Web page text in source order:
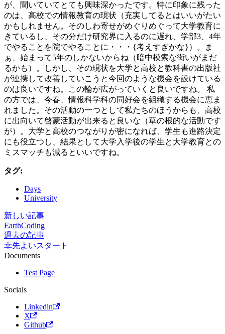
が、聞いていてとても興味深かったです。特に印象に残った
のは、高校での情報教育の現状（充実してるとはいいがたい
かもしれません。そのしわ寄せがめぐりめぐって大学教育に
きているし、その分だけ研究界に入るのに遅れ、学部3、4年
でやることを院でやることに・・・{考えすぎかな}）。ま
ぁ、始まって5年のしかないからね（暗中模索な衒いがまだ
るかも）。しかし、その現状を大学と高校と教科書の出版社
が連携して改善していこうと今回のような機会を設けている
のは良いですね。この輪が広がっていくと良いですね。 私
の方では、今春、情報科学科の同好会を組織する機会に恵ま
れました。その活動の一つとして私たちのほうからも、高校
に出向いて啓蒙活動が出来ると良いな（草の根的な活動です
が）。大学と高校のつながりが密になれば、学生も進路決定
にも役立つし、結果として大学入学後の学生と大学教育との
ミスマッチも減るといいですね。
タグ:
Days
University
新しい記事
EarthCoding
過去の記事
幸先よいスタート
Documents
Test Page
Socials
Linkedin
X
Github